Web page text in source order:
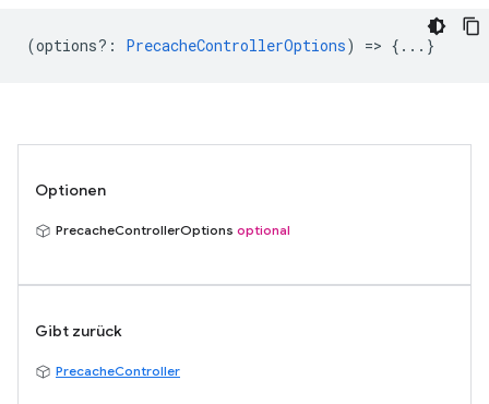
(options? : PrecacheControllerOptions) => {...}
Optionen
PrecacheControllerOptions optional
Gibt zurück
PrecacheController